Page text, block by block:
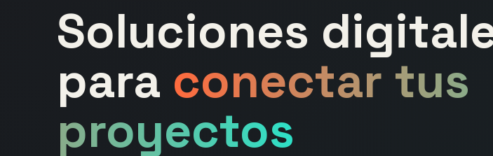
Soluciones
para conectar tus
proyectos